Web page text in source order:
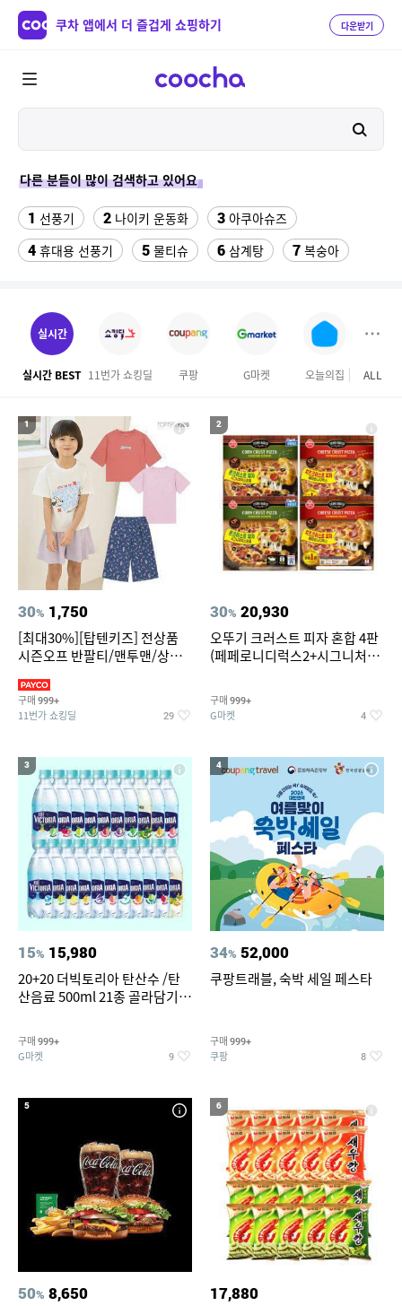
쿠차 앱에서 더 즐겁게 쇼핑하기 다운받기
다른 분들이 많이 검색하고 있어요
1 선풍기 2 나이키 운동화 3 아쿠아슈즈
4 휴대용 선풍기 5 물티슈 6 삼계탕 7 복숭아
11 서울랜드 자유이용권
14 엄마옷
17 하이원 워터월드 테프론 테이프
중고음료수냉장고 스투시 키즈
ALL
실시간
실시간 BEST 11번가 쇼킹딜 쿠팡 G마켓 오늘의집
1
30% 1,750
[최대30%][탑텐키즈] 전상품
시즌오프 반팔티/맨투맨/상하
구매 999+
11번가 쇼킹딜 29
2
30% 20,930
오뚜기 크러스트 피자 혼합 4판
(페페로니디럭스2+시그니처익
구매 999+
G마켓 4
3
15% 15,980
20+20 더빅토리아 탄산수 /탄
산음료 500ml 21종 골라담기
구매 999+
G마켓 9
4
34% 52,000
쿠팡트래블, 숙박 세일 페스타
구매 999+
쿠팡 8
5
50% 8,650
6
17,880